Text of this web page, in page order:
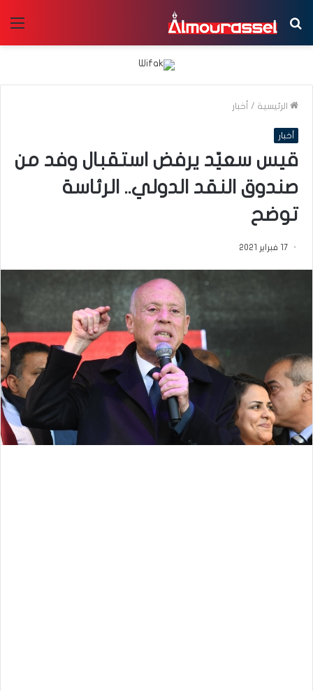
بحث
عن
الرئيسية / أخبار
أخبار
قيس سعيّد يرفض استقبال وفد من
صندوق النقد الدولي.. الرئاسة
توضح
17 فبراير 2021